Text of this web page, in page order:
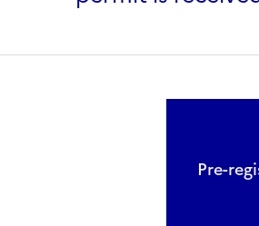
Pre-